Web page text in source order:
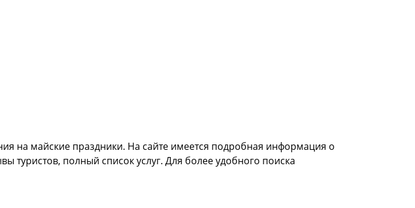
на майские праздники. На сайте имеется подробная информация о
туристов, полный список услуг. Для более удобного поиска